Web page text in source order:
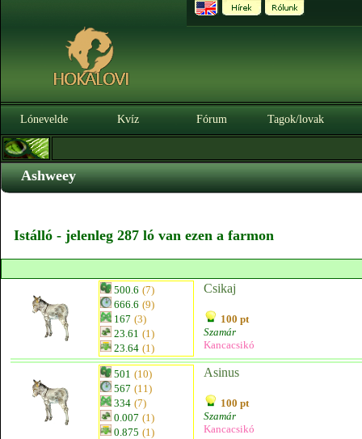
Lónevelde Kvíz Fórum Tagok/lovak
Ashweey
Istálló - jelenleg 287 ló van ezen a farmon
500.6 (7)
666.6 (9)
167 (3)
23.61 (1)
23.64 (1)
Csikaj
100 pt
Szamár
Kancacsikó
501 (10)
567 (11)
334 (7)
0.007 (1)
0.875 (1)
Asinus
100 pt
Szamár
Kancacsikó